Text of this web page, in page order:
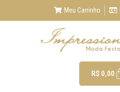
Meu Carrinho
R$ 0,00